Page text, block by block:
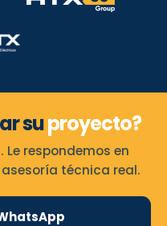
suproyecto?
respondemos en
técnica real.